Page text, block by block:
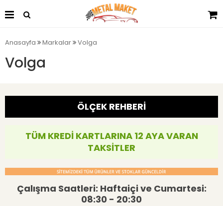
Anasayfa Markalar Volga
Volga
ÖLÇEK REHBERİ
TÜM KREDİ KARTLARINA 12 AYA VARAN
TAKSİTLER
Çalışma Saatleri: Haftaiçi ve Cumartesi:
08:30 - 20:30